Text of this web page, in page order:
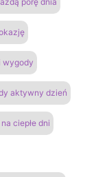
wygody
aktywny dzień
ciepłe dni